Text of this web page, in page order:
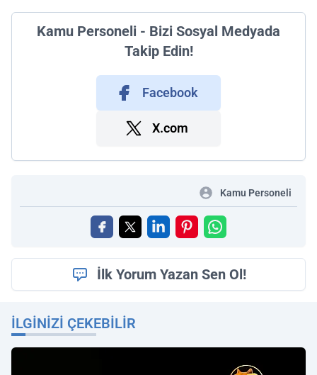
Kamu Personeli - Bizi Sosyal Medyada
Takip Edin!
Facebook
X.com
Kamu Personeli
İlk Yorum Yazan Sen Ol!
İLGINIZI ÇEKEBILIR